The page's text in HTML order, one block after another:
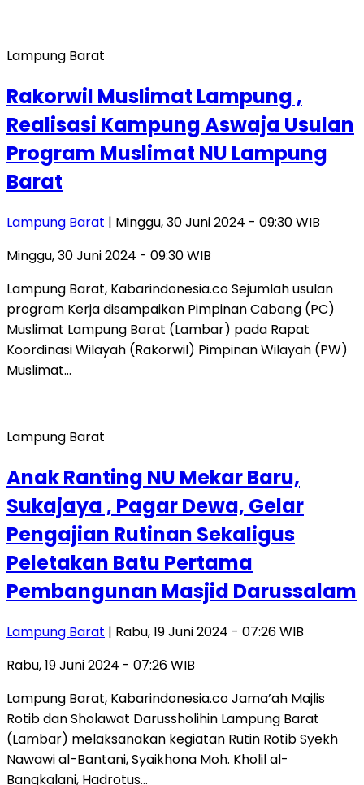
Lampung Barat
Rakorwil Muslimat Lampung ,
Realisasi Kampung Aswaja Usulan
Program Muslimat NU Lampung
Barat
Lampung Barat | Minggu, 30 Juni 2024 - 09:30 WIB
Minggu, 30 Juni 2024 - 09:30 WIB
Lampung Barat, Kabarindonesia.co Sejumlah usulan
program Kerja disampaikan Pimpinan Cabang (PC)
Muslimat Lampung Barat (Lambar) pada Rapat
Koordinasi Wilayah (Rakorwil) Pimpinan Wilayah (PW)
Muslimat…
Lampung Barat
Anak Ranting NU Mekar Baru,
Sukajaya , Pagar Dewa, Gelar
Pengajian Rutinan Sekaligus
Peletakan Batu Pertama
Pembangunan Masjid Darussalam
Lampung Barat | Rabu, 19 Juni 2024 - 07:26 WIB
Rabu, 19 Juni 2024 - 07:26 WIB
Lampung Barat, Kabarindonesia.co Jama’ah Majlis
Rotib dan Sholawat Darussholihin Lampung Barat
(Lambar) melaksanakan kegiatan Rutin Rotib Syekh
Nawawi al-Bantani, Syaikhona Moh. Kholil al-
Bangkalani, Hadrotus…